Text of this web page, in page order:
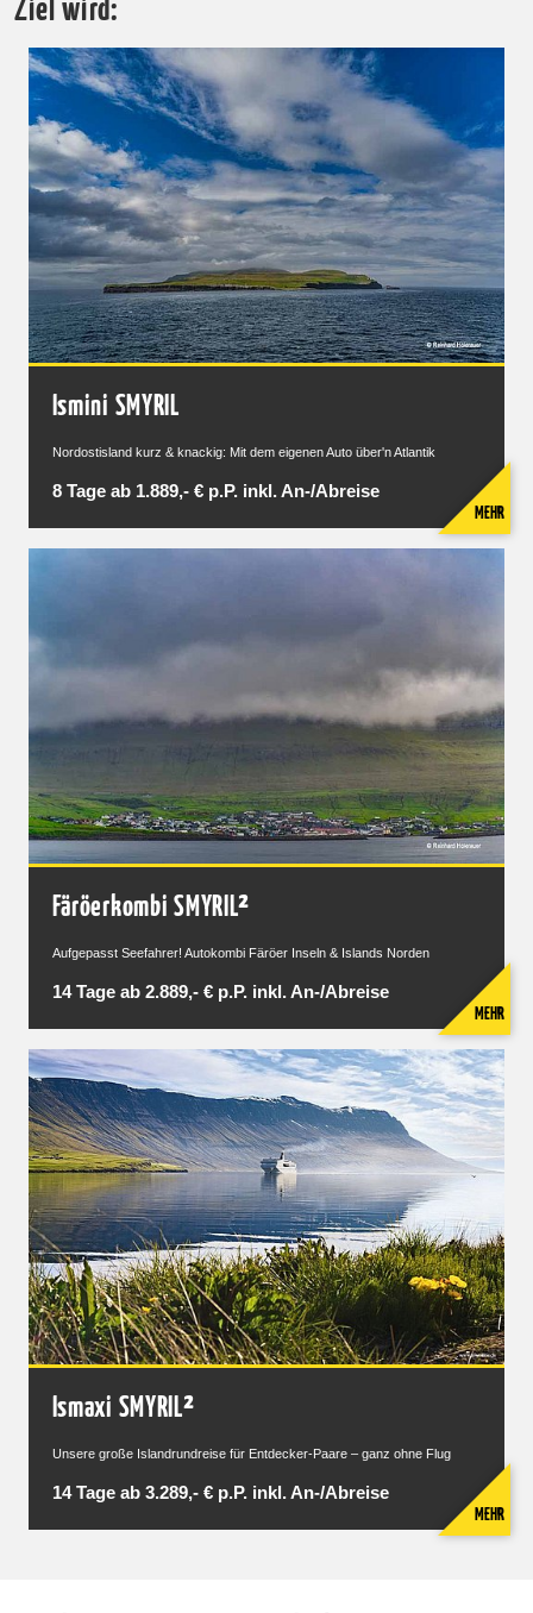
Ziel wird:
Ismini SMYRIL
Nordostisland kurz & knackig: Mit dem eigenen Auto über'n Atlantik
8 Tage ab 1.889,- € p.P. inkl. An-/Abreise
MEHR
Färöerkombi SMYRIL²
Aufgepasst Seefahrer! Autokombi Färöer Inseln & Islands Norden
14 Tage ab 2.889,- € p.P. inkl. An-/Abreise
MEHR
Ismaxi SMYRIL²
Unsere große Islandrundreise für Entdecker-Paare – ganz ohne Flug
14 Tage ab 3.289,- € p.P. inkl. An-/Abreise
MEHR